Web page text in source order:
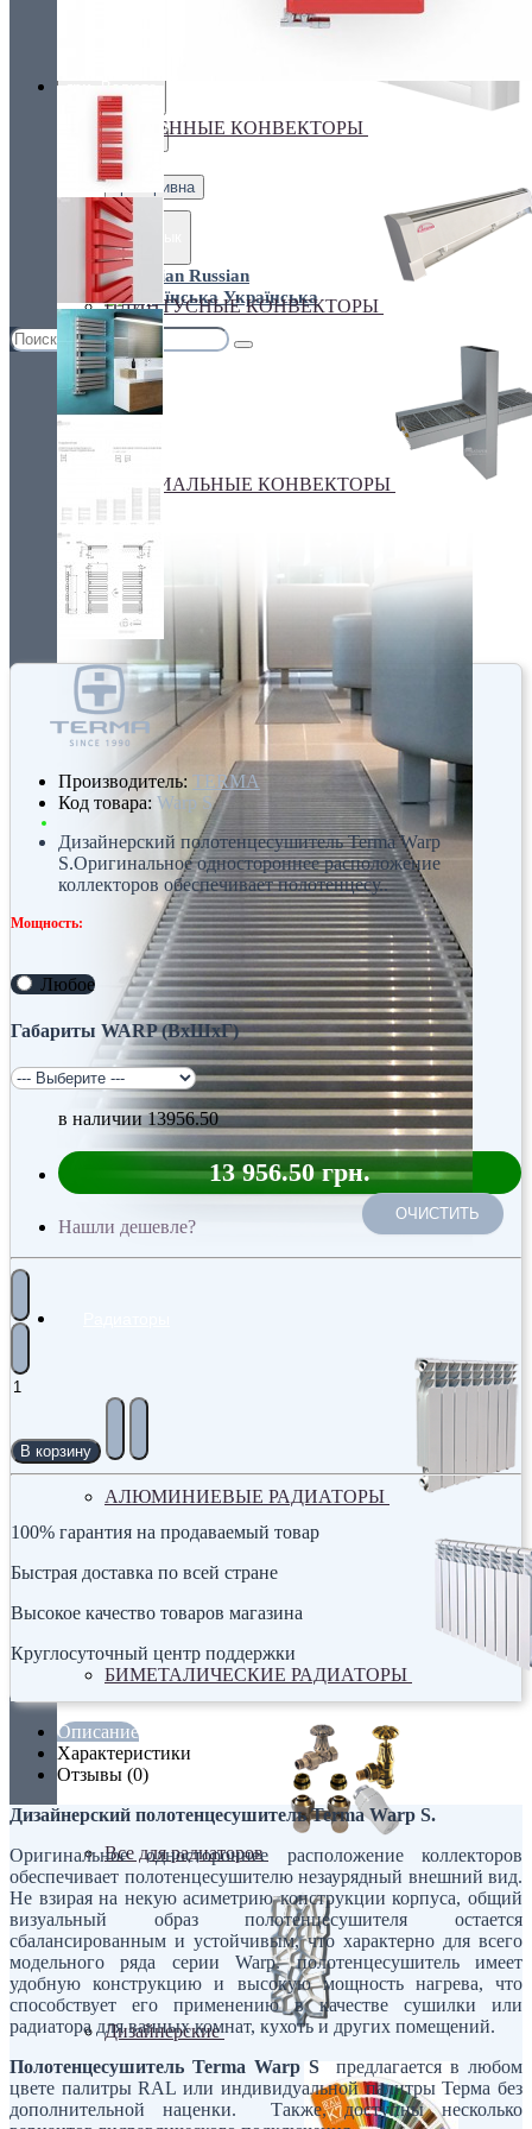
€ Euro
грн. Гривна
Russian
Українська
НАСТЕННЫЕ КОНВЕКТОРЫ
ПЛИНТУСНЫЕ КОНВЕКТОРЫ
СПЕЦИАЛЬНЫЕ КОНВЕКТОРЫ
АЛЮМИНИЕВЫЕ РАДИАТОРЫ
БИМЕТАЛИЧЕСКИЕ РАДИАТОРЫ
Все для радиаторов
Дизайнерские
Производитель: TERMA
Код товара: Warp S
Дизайнерский полотенцесушитель Terma Warp
S.Оригинальное одностороннее расположение
коллекторов обеспечивает полотенцесу..
Мощность:
Любое
Габариты WARP (ВхШхГ)
в наличии13956.50
13 956.50 грн.
Нашли дешевле?
ОЧИСТИТЬ
В корзину
100% гарантия на продаваемый товар
Быстрая доставка по всей стране
Высокое качество товаров магазина
Круглосуточный центр поддержки
Описание
Характеристики
Отзывы (0)
Дизайнерский полотенцесушитель Terma Warp S.
Оригинальное одностороннее расположение коллекторов
обеспечивает полотенцесушителю незаурядный внешний вид.
Не взирая на некую асиметрию конструкции корпуса, общий
визуальный образ полотенцесушителя остается
сбалансированным и устойчивым, что характерно для всего
модельного ряда серии Warp. полотенцесушитель имеет
удобную конструкцию и высокую мощность нагрева, что
способствует его применению в качестве сушилки или
радиатора для ванных комнат, кухоть и других помещений.
Полотенцесушитель Terma Warp S
предлагается в любом
цвете палитры RAL или индивидуальной палитры Терма без
дополнительной наценки. Также, доступны несколько